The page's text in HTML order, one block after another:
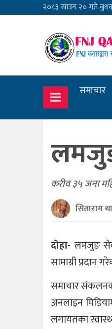
२०८३ साउन २० गते
समाचार
करीव ३५ जना
सिताराम
दोहा- लमजुङ
सामाग्री प्रदान
समाचार
अनलाइन
लगायतका